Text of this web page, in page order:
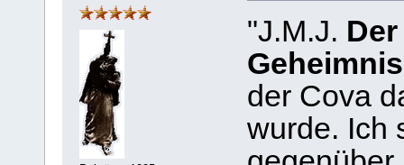
"J.M.J.
der Cova
wurde. Ich